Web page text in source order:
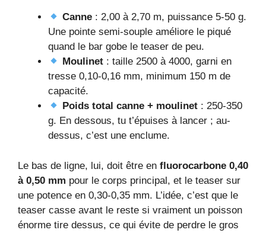
Canne : 2,00 à 2,70 m, puissance 5-50 g.
Une pointe semi-souple améliore le piqué
quand le bar gobe le teaser de peu.
Moulinet : taille 2500 à 4000, garni en
tresse 0,10-0,16 mm, minimum 150 m de
capacité.
Poids total canne + moulinet : 250-350
g. En dessous, tu t’épuises à lancer ; au-
dessus, c’est une enclume.
Le bas de ligne, lui, doit être en fluorocarbone 0,40
à 0,50 mm pour le corps principal, et le teaser sur
une potence en 0,30-0,35 mm. L’idée, c’est que le
teaser casse avant le reste si vraiment un poisson
énorme tire dessus, ce qui évite de perdre le gros